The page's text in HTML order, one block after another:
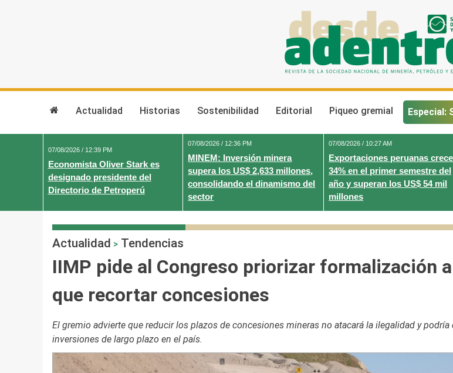
Actualidad Historias Sostenibilidad Editorial Piqueo gremial Especial:
07/08/2026 / 12:39 PM
Economista Oliver Stark es
designado presidente del
Directorio de Petroperú
07/08/2026 / 12:36 PM
MINEM: Inversión minera
supera los US$ 2,633 millones,
consolidando el dinamismo del
sector
07/08/2026 / 10:27 AM
Exportaciones peruanas
34% en el primer semestre del
año y superan los US$ 54 mil
millones
Actualidad > Tendencias
IIMP pide al Congreso priorizar formalización
que recortar concesiones
El gremio advierte que reducir los plazos de concesiones mineras no atacará la ilegalidad y podría
inversiones de largo plazo en el país.